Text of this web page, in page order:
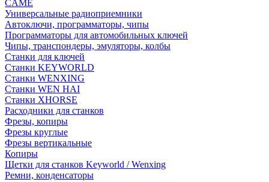
CAME
Универсальные радиоприемники
Автоключи, программаторы, чипы
Программаторы для автомобильных ключей
Чипы, транспондеры, эмуляторы, колбы
Станки для ключей
Станки KEYWORLD
Станки WENXING
Станки WEN HAI
Станки XHORSE
Расходники для станков
Фрезы, копиры
Фрезы круглые
Фрезы вертикальные
Копиры
Щетки для станков Keyworld / Wenxing
Ремни, конденсаторы